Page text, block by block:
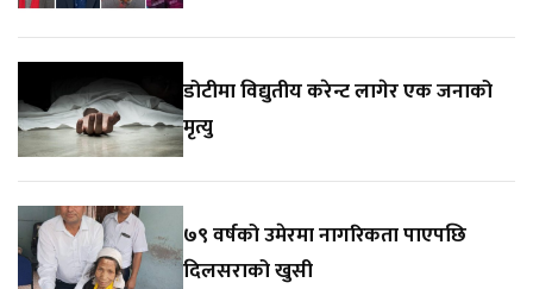
डोटीमा विद्युतीय करेन्ट लागेर एक जनाको
मृत्यु
७९ वर्षको उमेरमा नागरिकता पाएपछि
दिलसराको खुसी